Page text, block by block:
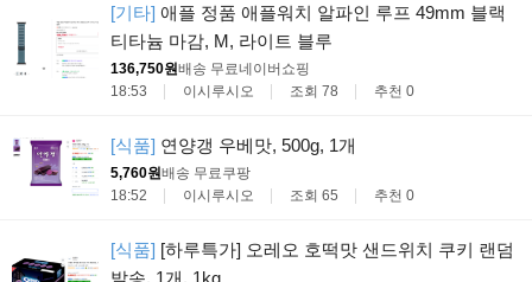
[기타] 애플 정품 애플워치 알파인 루프 49mm 블랙
티타늄 마감, M, 라이트 블루
136,750원배송 무료네이버쇼핑
18:53
이시루시오 조회 78 추천 0
[식품] 연양갱 우베맛, 500g, 1개
5,760원배송 무료 쿠팡
18:52
이시루시오 조회 65 추천 0
[식품] [하루특가] 오레오 호떡맛 샌드위치 쿠키 랜덤
발송, 1개, 1kg